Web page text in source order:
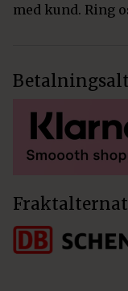
med kund. Ring